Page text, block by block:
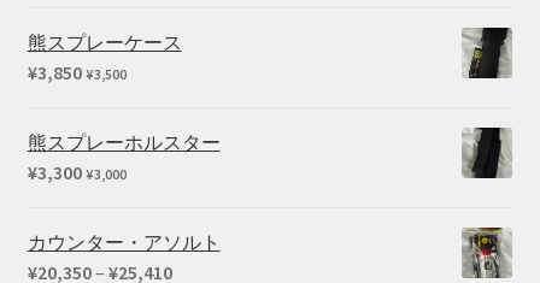
熊スプレーケース
¥3,850 ¥3,500
熊スプレーホルスター
¥3,300 ¥3,000
カウンター・アソルト
¥20,350– ¥25,410価